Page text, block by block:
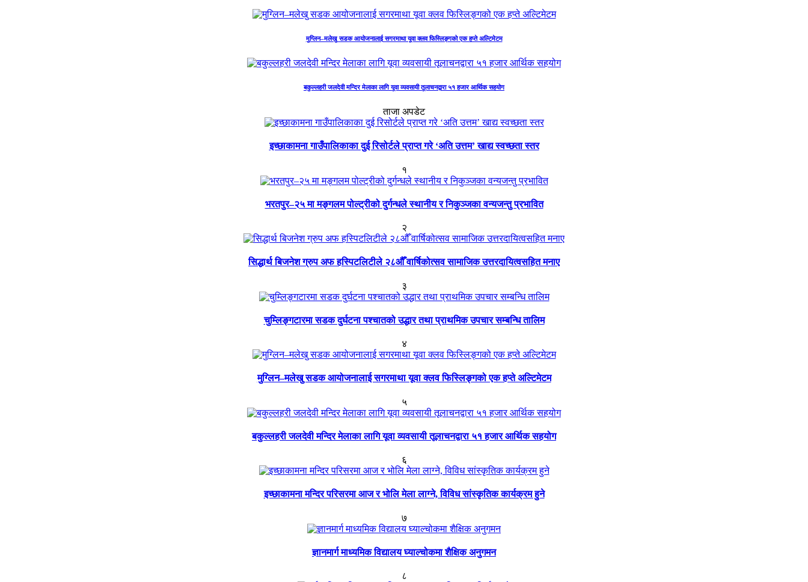
मुग्लिन–मलेखु सडक आयोजनालाई सगरमाथा यूवा क्लव फिस्लिङ्गको एक हप्ते अल्टिमेटम
बकुल्लहरी जलदेवी मन्दिर मेलाका लागि यूवा व्यवसायी तूलाचनद्वारा ५१ हजार आर्थिक सहयोग
ताजा अपडेट
इच्छाकामना गाउँपालिकाका दुई रिसोर्टले प्राप्त गरे ‘अति उत्तम’ खाद्य स्वच्छता स्तर
१
भरतपुर–२५ मा मङ्गलम पोल्ट्रीको दुर्गन्धले स्थानीय र निकुञ्जका वन्यजन्तु प्रभावित
२
सिद्धार्थ बिजनेश ग्रुप अफ हस्पिटलिटीले २८औँ वार्षिकोत्सव सामाजिक उत्तरदायित्वसहित मनाए
३
चुम्लिङ्गटारमा सडक दुर्घटना पश्चातको उद्धार तथा प्राथमिक उपचार सम्बन्धि तालिम
४
मुग्लिन–मलेखु सडक आयोजनालाई सगरमाथा यूवा क्लव फिस्लिङ्गको एक हप्ते अल्टिमेटम
५
बकुल्लहरी जलदेवी मन्दिर मेलाका लागि यूवा व्यवसायी तूलाचनद्वारा ५१ हजार आर्थिक सहयोग
६
इच्छाकामना मन्दिर परिसरमा आज र भोलि मेला लाग्ने, विविध सांस्कृतिक कार्यक्रम हुने
७
ज्ञानमार्ग माध्यमिक विद्यालय घ्याल्चोकमा शैक्षिक अनुगमन
८